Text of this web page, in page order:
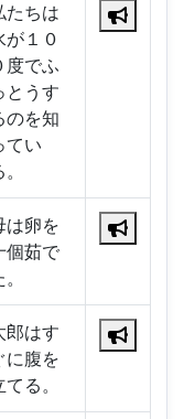
たちは
が１０
度でふ
とうす
のを知
てい
は卵を
個茹で
郎はす
に腹を
てる。